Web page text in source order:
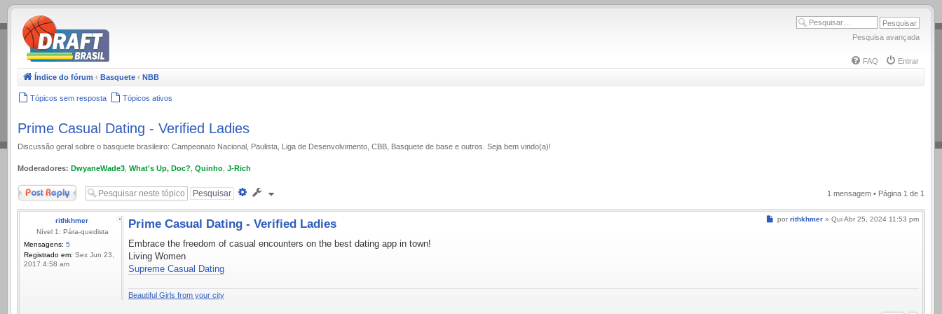
.
Pesquisa avançada
FAQ
Entrar
Índice do fórum ‹ Basquete ‹ NBB
Tópicos sem resposta Tópicos ativos
Prime Сasual Dating - Verified Ladies
Discussão geral sobre o basquete brasileiro: Campeonato Nacional, Paulista, Liga de Desenvolvimento, CBB, Basquete de base e outros. Seja bem vindo(a)!
Moderadores: DwyaneWade3 What's Up, Doc? Quinho J-Rich
Responder
Pesquisa
1 mensagem • Página 1 de 1
rithkhmer
Nível 1: Pára-quedista
Mensagens: 5
Registrado em: Sex Jun 23,
2017 4:58 am
Mensagem
por rithkhmer » Qui Abr 25, 2024 11:53 pm
Prime Сasual Dating - Verified Ladies
Embrace the freedom of casual encounters on the best dating app in town!
Living Women
Supreme Сasual Dating
Beautiful Girls from your city